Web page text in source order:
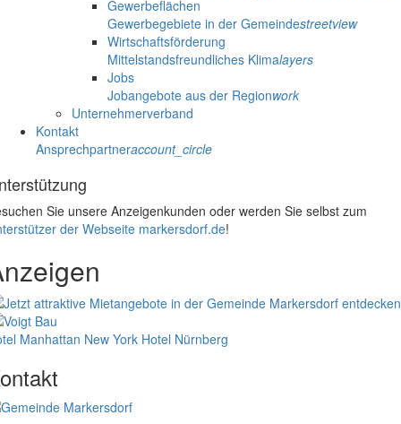
Gewerbeflächen
Gewerbegebiete in der Gemeindestreetview
Wirtschaftsförderung
Mittelstandsfreundliches Klimalayers
Jobs
Jobangebote aus der Regionwork
Unternehmerverband
Kontakt
Ansprechpartneraccount_circle
Sie unsere Anzeigenkunden oder werden Sie selbst zum
der Webseite markersdorf.de!
Manhattan New York Hotel Nürnberg